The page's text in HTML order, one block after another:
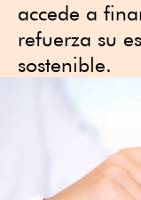
accede a
refuerza su
sostenible.